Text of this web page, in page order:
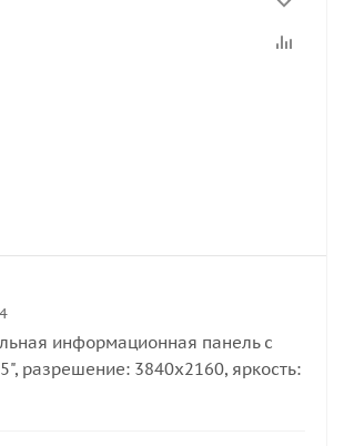
информационная панель с
разрешение: 3840х2160, яркость: